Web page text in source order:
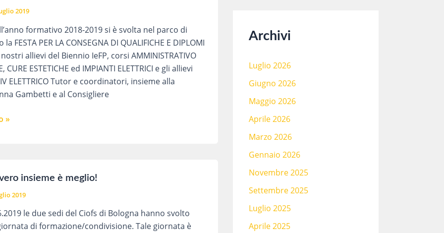
2019
formativo 2018-2019 si è svolta nel parco di
FESTA PER LA CONSEGNA DI QUALIFICHE E DIPLOMI
allievi del Biennio IeFP, corsi AMMINISTRATIVO
CURE ESTETICHE ed IMPIANTI ELETTRICI e gli allievi
ELETTRICO Tutor e coordinatori, insieme alla
Gambetti e al Consigliere
»
insieme è meglio!
2019
le due sedi del Ciofs di Bologna hanno svolto
di formazione/condivisione. Tale giornata è
Archivi
Luglio 2026
Giugno 2026
Maggio 2026
Aprile 2026
Marzo 2026
Gennaio 2026
Novembre 2025
Settembre 2025
Luglio 2025
Aprile 2025